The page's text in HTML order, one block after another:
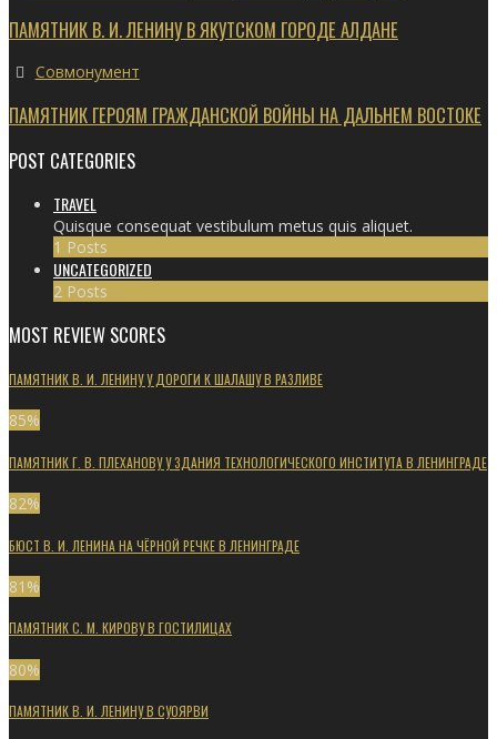
ПАМЯТНИК В. И. ЛЕНИНУ В ЯКУТСКОМ ГОРОДЕ АЛДАНЕ
Совмонумент
ПАМЯТНИК ГЕРОЯМ ГРАЖДАНСКОЙ ВОЙНЫ НА ДАЛЬНЕМ ВОСТОКЕ
POST CATEGORIES
TRAVEL
Quisque consequat vestibulum metus quis aliquet.
1 Posts
UNCATEGORIZED
2 Posts
MOST REVIEW SCORES
ПАМЯТНИК В. И. ЛЕНИНУ У ДОРОГИ К ШАЛАШУ В РАЗЛИВЕ
85%
ПАМЯТНИК Г. В. ПЛЕХАНОВУ У ЗДАНИЯ ТЕХНОЛОГИЧЕСКОГО ИНСТИТУТА В ЛЕНИНГРАДЕ
82%
БЮСТ В. И. ЛЕНИНА НА ЧЁРНОЙ РЕЧКЕ В ЛЕНИНГРАДЕ
81 %
ПАМЯТНИК С. М. КИРОВУ В ГОСТИЛИЦАХ
80%
ПАМЯТНИК В. И. ЛЕНИНУ В СУОЯРВИ